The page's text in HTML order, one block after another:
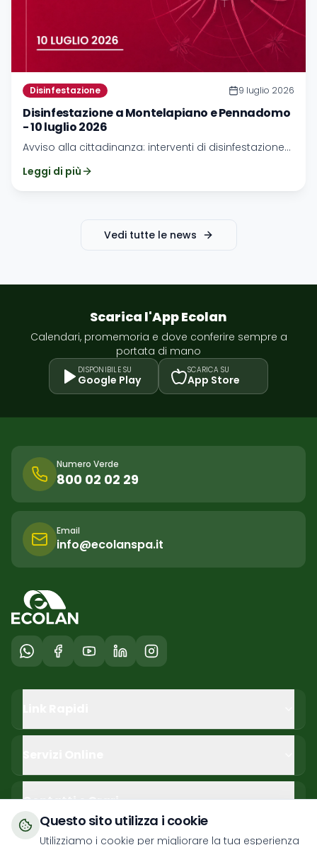
Disinfestazione 9 luglio 2026
Disinfestazione a Montelapiano e Pennadomo
- 10 luglio 2026
Avviso alla cittadinanza: interventi di disinfestazione
Leggi di più
Vedi tutte le news
Scarica l'App Ecolan
Calendari, promemoria e dove conferire sempre a
portata di mano
DISPONIBILE SU
Google Play
SCARICA SU
App Store
Numero Verde
800 02 02 29
Email
info@ecolanspa.it
Contatti e Orari
Questo sito utilizza i cookie
Utilizziamo i cookie per migliorare la tua esperienza